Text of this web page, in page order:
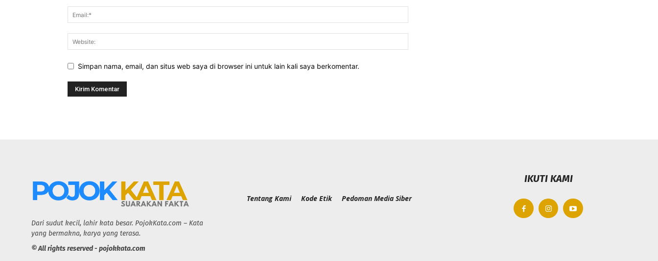
Simpan nama, email, dan situs web saya di browser ini untuk lain kali saya berkomentar.
Dari sudut kecil, lahir kata besar. PojokKata.com – Kata
yang bermakna, karya yang terasa.
© All rights reserved - pojokkata.com
Tentang Kami Kode Etik Pedoman Media Siber
IKUTI KAMI